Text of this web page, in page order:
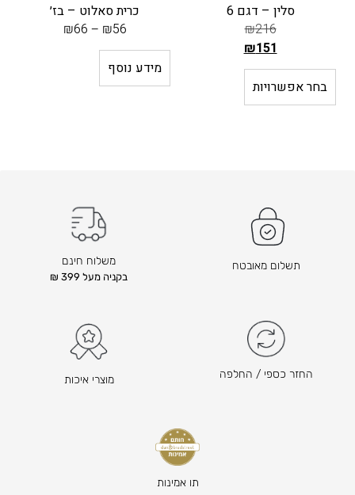
סלין – דגם 6
₪216
₪151
ה
מ
ח
ד
ם
ו
2
1
6
בחר אפשרויות
כרית סאלוט – בז׳
₪56
–
₪66
מידע נוסף
תשלום מאובטח משלוח חינם
בקניה מעל 399 ₪
החזר כספי / החלפה מוצרי איכות
תו אמינות